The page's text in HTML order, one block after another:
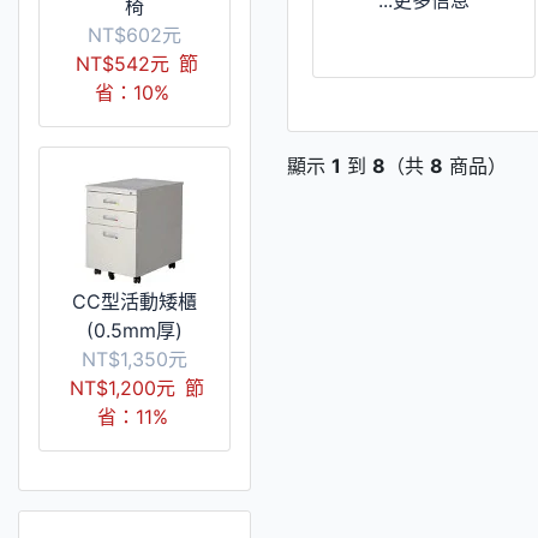
椅
NT$602元
NT$542元 節
省：10%
CC型活動矮櫃
(0.5mm厚)
NT$1,350元
NT$1,200元 節
省：11%
顯示 1 到 8 （共 8 商品）